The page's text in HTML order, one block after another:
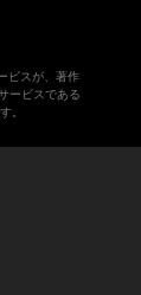
ビスが、著作
ービスである
。